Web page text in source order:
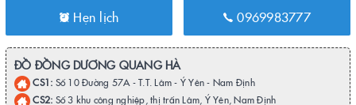
Hẹn lịch 0969983777
ĐỒ ĐỒNG DƯƠNG QUANG HÀ
CS1: Số 10 Đường 57A - T.T. Lâm - Ý Yên - Nam Định
CS2: Số 3 khu công nghiệp, thị trấn Lâm, Ý Yên, Nam Định